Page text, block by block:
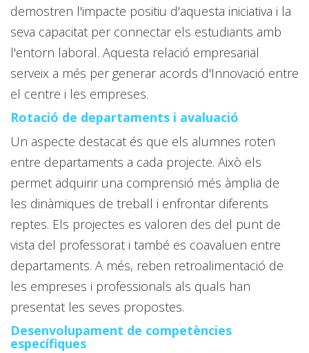
demostren l'impacte positiu d'aquesta iniciativa i la
seva capacitat per connectar els estudiants amb
l'entorn laboral. Aquesta relació empresarial
serveix a més per generar acords d'Innovació entre
el centre i les empreses.
Rotació de departaments i avaluació
Un aspecte destacat és que els alumnes roten
entre departaments a cada projecte. Això els
permet adquirir una comprensió més àmplia de
les dinàmiques de treball i enfrontar diferents
reptes. Els projectes es valoren des del punt de
vista del professorat i també es coavaluen entre
departaments. A més, reben retroalimentació de
les empreses i professionals als quals han
presentat les seves propostes.
Desenvolupament de competències
específiques